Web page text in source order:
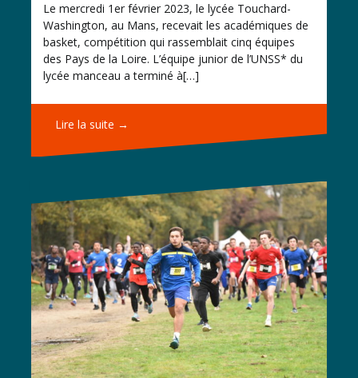
Le mercredi 1er février 2023, le lycée Touchard-
Washington, au Mans, recevait les académiques de
basket, compétition qui rassemblait cinq équipes
des Pays de la Loire. L’équipe junior de l’UNSS* du
lycée manceau a terminé à[…]
Lire la suite →